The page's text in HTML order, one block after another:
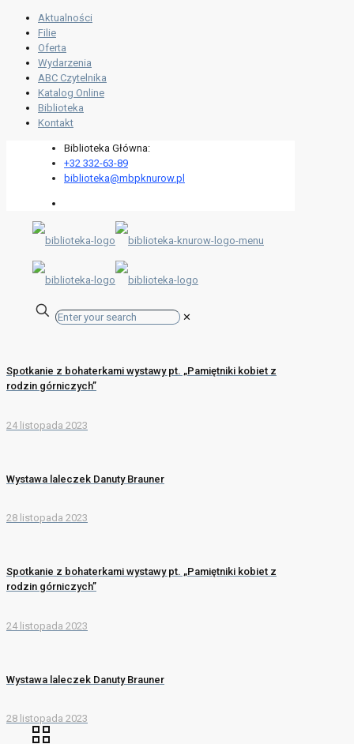
Aktualności
Filie
Oferta
Wydarzenia
ABC Czytelnika
Katalog Online
Biblioteka
Kontakt
Biblioteka Główna:
+32 332-63-89
biblioteka@mbpknurow.pl
✕
Spotkanie z bohaterkami wystawy pt. „Pamiętniki kobiet z
rodzin górniczych”
24 listopada 2023
Wystawa laleczek Danuty Brauner
28 listopada 2023
Spotkanie z bohaterkami wystawy pt. „Pamiętniki kobiet z
rodzin górniczych”
24 listopada 2023
Wystawa laleczek Danuty Brauner
28 listopada 2023